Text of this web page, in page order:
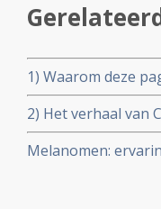
1) Waarom deze
2) Het verhaal van
de Gersontherapie
verhaal is
Melanomen: